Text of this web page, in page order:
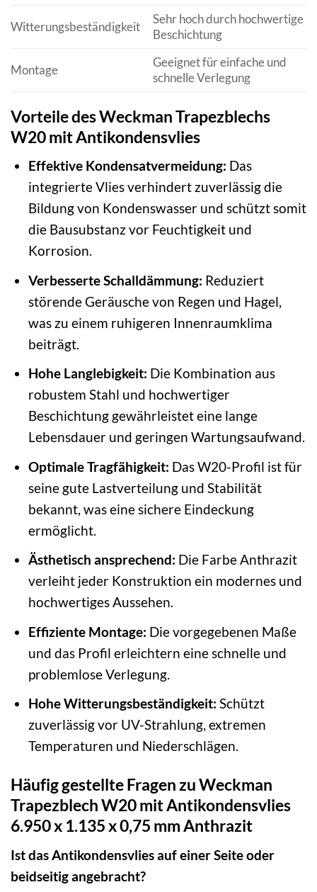
Witterungsbeständigkeit
Sehr hoch durch hochwertige
Beschichtung
Montage
Geeignet für einfache und
schnelle Verlegung
Vorteile des Weckman Trapezblechs
W20 mit Antikondensvlies
Effektive Kondensatvermeidung: Das
integrierte Vlies verhindert zuverlässig die
Bildung von Kondenswasser und schützt somit
die Bausubstanz vor Feuchtigkeit und
Korrosion.
Verbesserte Schalldämmung: Reduziert
störende Geräusche von Regen und Hagel,
was zu einem ruhigeren Innenraumklima
beiträgt.
Hohe Langlebigkeit: Die Kombination aus
robustem Stahl und hochwertiger
Beschichtung gewährleistet eine lange
Lebensdauer und geringen Wartungsaufwand.
Optimale Tragfähigkeit: Das W20-Profil ist für
seine gute Lastverteilung und Stabilität
bekannt, was eine sichere Eindeckung
ermöglicht.
Ästhetisch ansprechend: Die Farbe Anthrazit
verleiht jeder Konstruktion ein modernes und
hochwertiges Aussehen.
Effiziente Montage: Die vorgegebenen Maße
und das Profil erleichtern eine schnelle und
problemlose Verlegung.
Hohe Witterungsbeständigkeit: Schützt
zuverlässig vor UV-Strahlung, extremen
Temperaturen und Niederschlägen.
Häufig gestellte Fragen zu Weckman
Trapezblech W20 mit Antikondensvlies
6.950 x 1.135 x 0,75 mm Anthrazit
Ist das Antikondensvlies auf einer Seite oder
beidseitig angebracht?